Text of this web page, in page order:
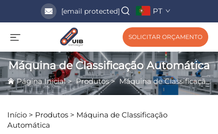
[email protected] PT
SOLICITAR ORÇAMENTO
Máquina de Classificação Automática
Página Inicial>Produtos>Máquina de Classificação Automática
Início > Produtos > Máquina de Classificação
Automática